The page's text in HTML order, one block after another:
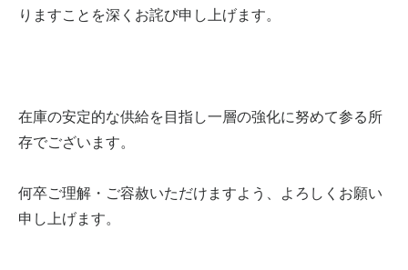
りますことを深くお詫び申し上げます。
在庫の安定的な供給を目指し一層の強化に努めて参る所
存でございます。
何卒ご理解・ご容赦いただけますよう、よろしくお願い
申し上げます。